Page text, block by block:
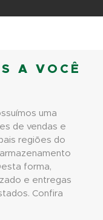
A VOCÊ
uma
de vendas e
regiões do
forma,
e entregas
Confira